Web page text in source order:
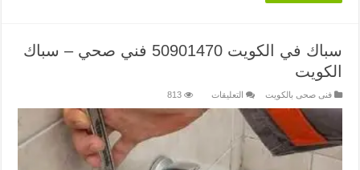
سباك في الكويت 50901470 فني صحي – سباك
الكويت
فنى صحى بالكويت التعليقات
في
الكويت
50901470
813